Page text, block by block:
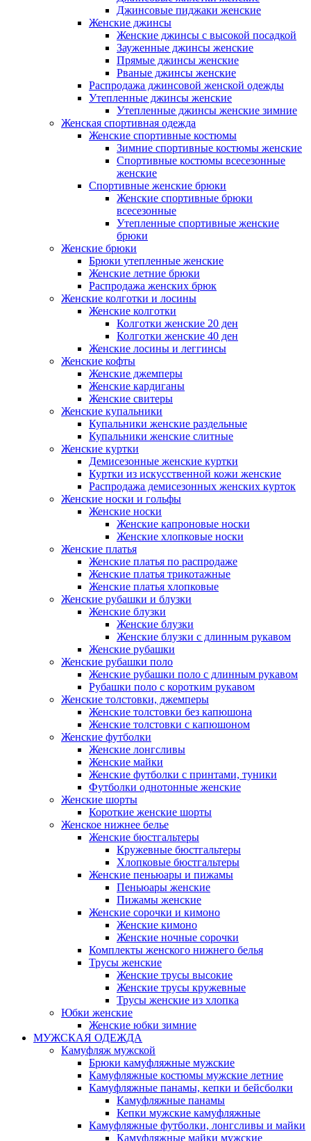
Джинсовые пиджаки женские
Женские джинсы
Женские джинсы с высокой посадкой
Зауженные джинсы женские
Прямые джинсы женские
Рваные джинсы женские
Распродажа джинсовой женской одежды
Утепленные джинсы женские
Утепленные джинсы женские зимние
Женская спортивная одежда
Женские спортивные костюмы
Зимние спортивные костюмы женские
Спортивные костюмы всесезонные
женские
Спортивные женские брюки
Женские спортивные брюки
всесезонные
Утепленные спортивные женские
брюки
Женские брюки
Брюки утепленные женские
Женские летние брюки
Распродажа женских брюк
Женские колготки и лосины
Женские колготки
Колготки женские 20 ден
Колготки женские 40 ден
Женские лосины и леггинсы
Женские кофты
Женские джемперы
Женские кардиганы
Женские свитеры
Женские купальники
Купальники женские раздельные
Купальники женские слитные
Женские куртки
Демисезонные женские куртки
Куртки из искусственной кожи женские
Распродажа демисезонных женских курток
Женские носки и гольфы
Женские носки
Женские капроновые носки
Женские хлопковые носки
Женские платья
Женские платья по распродаже
Женские платья трикотажные
Женские платья хлопковые
Женские рубашки и блузки
Женские блузки
Женские блузки
Женские блузки с длинным рукавом
Женские рубашки
Женские рубашки поло
Женские рубашки поло с длинным рукавом
Рубашки поло с коротким рукавом
Женские толстовки, джемперы
Женские толстовки без капюшона
Женские толстовки с капюшоном
Женские футболки
Женские лонгсливы
Женские майки
Женские футболки с принтами, туники
Футболки однотонные женские
Женские шорты
Короткие женские шорты
Женское нижнее белье
Женские бюстгальтеры
Кружевные бюстгальтеры
Хлопковые бюстгальтеры
Женские пеньюары и пижамы
Пеньюары женские
Пижамы женские
Женские сорочки и кимоно
Женские кимоно
Женские ночные сорочки
Комплекты женского нижнего белья
Трусы женские
Женские трусы высокие
Женские трусы кружевные
Трусы женские из хлопка
Юбки женские
Женские юбки зимние
МУЖСКАЯ ОДЕЖДА
Камуфляж мужской
Брюки камуфляжные мужские
Камуфляжные костюмы мужские летние
Камуфляжные панамы, кепки и бейсболки
Камуфляжные панамы
Кепки мужские камуфляжные
Камуфляжные футболки, лонгсливы и майки
Камуфляжные майки мужские